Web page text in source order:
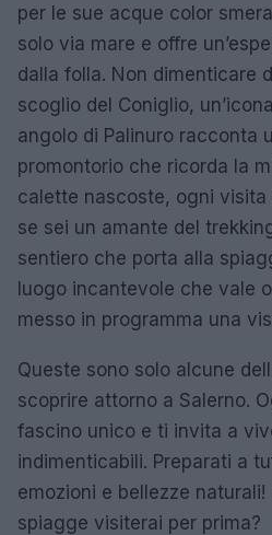
per le sue acque color
solo via mare e offre
dalla folla. Non dimenticare
scoglio del Coniglio,
angolo di Palinuro racconta
promontorio che ricorda la
calette nascoste, ogni visita
se sei un amante del
sentiero che porta alla
luogo incantevole che vale
messo in programma una
Queste sono solo alcune
scoprire attorno a Salerno.
fascino unico e ti invita a
indimenticabili. Preparati a
emozioni e bellezze naturali!
spiagge visiterai per prima?